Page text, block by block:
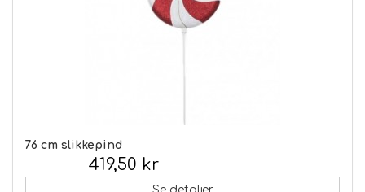
76 cm slikkepind
419,50 kr